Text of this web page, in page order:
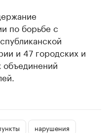
по борьбе с
и 47 городских и
нарушения